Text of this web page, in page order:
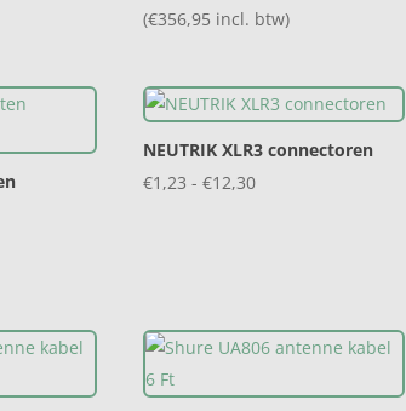
prijs
€400,00.
prijs
€295,00.
(€356,95 incl. btw)
NEUTRIK XLR3 connectoren
€1,23 - €12,30Prijsklasse: